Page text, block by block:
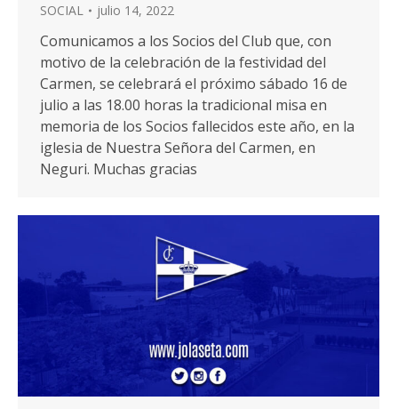
SOCIAL julio 14, 2022
Comunicamos a los Socios del Club que, con
motivo de la celebración de la festividad del
Carmen, se celebrará el próximo sábado 16 de
julio a las 18.00 horas la tradicional misa en
memoria de los Socios fallecidos este año, en la
iglesia de Nuestra Señora del Carmen, en
Neguri. Muchas gracias